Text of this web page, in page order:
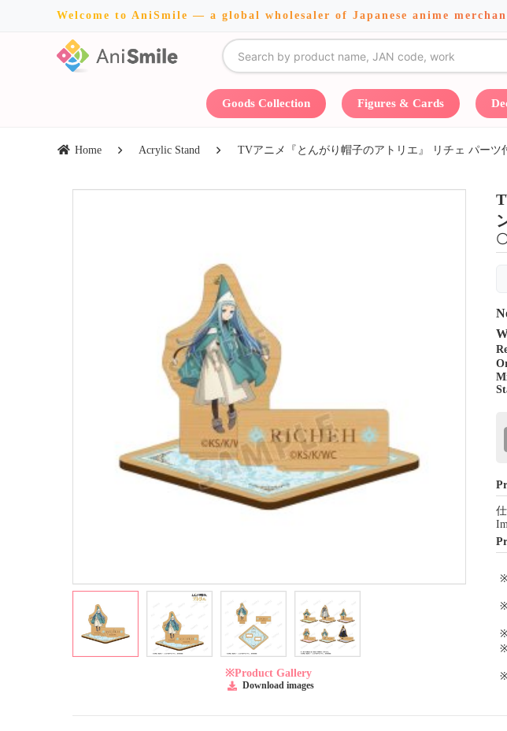
Welcome to AniSmile — a global wholesaler of Japanese anime
Goods Collection Figures & Cards
Home Acrylic Stand TVアニメ『とんがり帽子のアトリエ』 リチェ パーツ
※Product Gallery
Download images